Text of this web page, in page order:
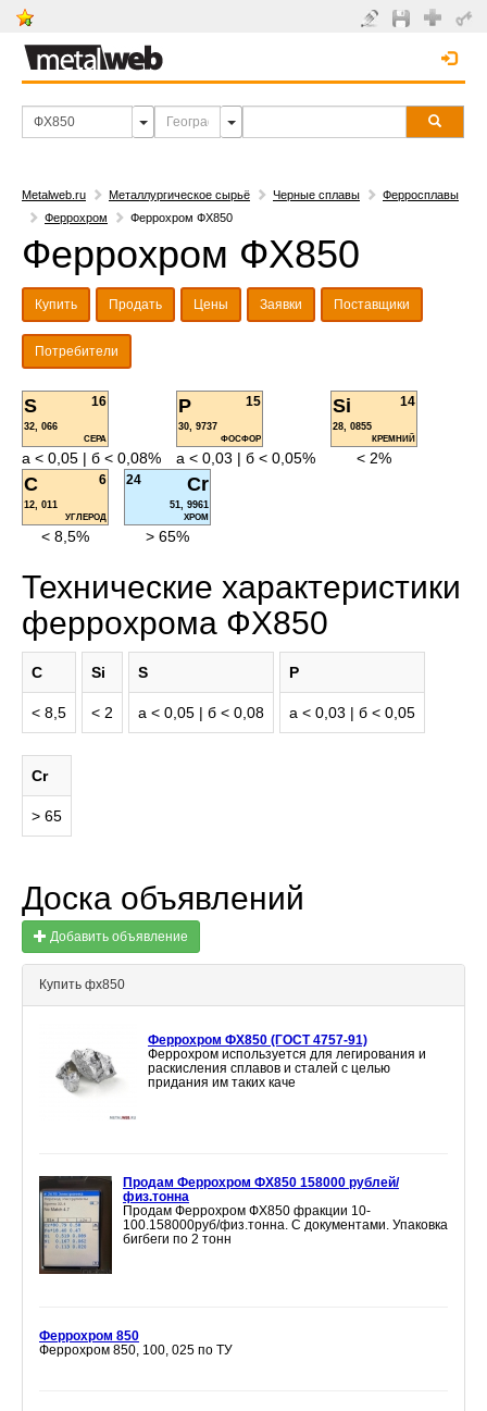
Metalweb.ru Металлургическое сырьё Черные сплавы
Ферросплавы
Феррохром
Феррохром ФХ850
Феррохром ФХ850
Купить Продать Цены Заявки Поставщики
Потребители
S 16
32, 066
СЕРА
а < 0,05 | б < 0,08%
P 15
30, 9737
ФОСФОР
а < 0,03 | б < 0,05%
Si 14
28, 0855
КРЕМНИЙ
< 2%
C 6
12, 011
УГЛЕРОД
< 8,5%
Cr
24
51, 9961
ХРОМ
> 65%
Технические характеристики
феррохрома ФХ850
C
< 8,5
Si
< 2
S
а < 0,05 | б < 0,08
P
а < 0,03 | б < 0,05
Cr
> 65
Доска объявлений
Добавить объявление
Купить фх850
Феррохром ФХ850 (ГОСТ 4757-91)
Феррохром используется для легирования и
раскисления сплавов и сталей с целью
придания им таких каче
Продам Феррохром ФХ850 158000 рублей/
физ.тонна
Продам Феррохром ФХ850 фракции 10-
100.158000руб/физ.тонна. С документами. Упаковка
бигбеги по 2 тонн
Феррохром 850
Феррохром 850, 100, 025 по ТУ